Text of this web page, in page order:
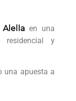
Alella en una
residencial y
una apuesta a